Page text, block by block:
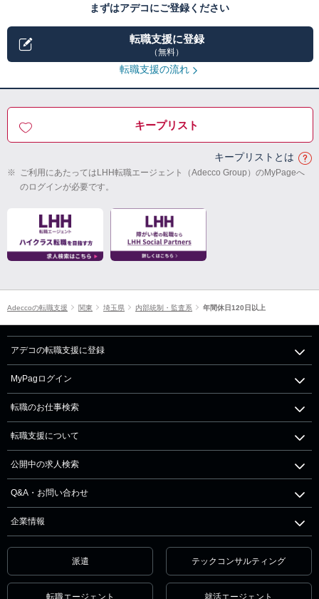
まずはアデコにご登録ください
転職支援に登録
（無料）
転職支援の流れ
キープリスト
キープリストとは
※ ご利用にあたってはLHH転職エージェント（Adecco Group）のMyPageへ
のログインが必要です。
Adeccoの転職支援 関東 埼玉県 内部統制・監査系 年間休日120日以上
アデコの転職支援に登録
MyPagログイン
転職のお仕事検索
転職支援について
公開中の求人検索
Q&A・お問い合わせ
企業情報
派遣 テックコンサルティング
転職エージェント 就活エージェント